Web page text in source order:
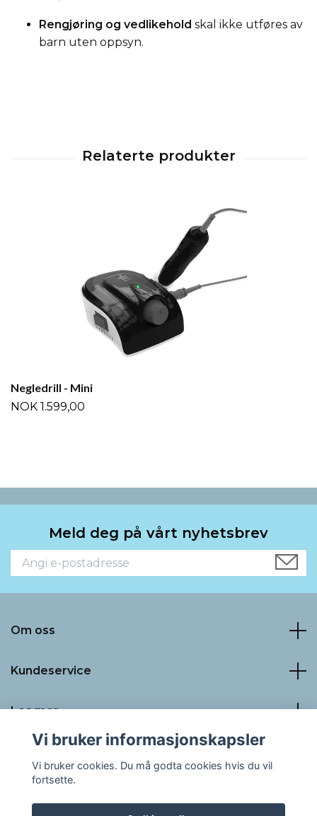
Rengjøring og vedlikehold skal ikke utføres av
barn uten oppsyn.
Negledrill - Mini
NOK 1.599,00
Meld deg på vårt nyhetsbrev
Om oss
Kundeservice
Les mer
Vi bruker informasjonskapsler
Vi bruker cookies. Du må godta cookies hvis du vil
fortsette.